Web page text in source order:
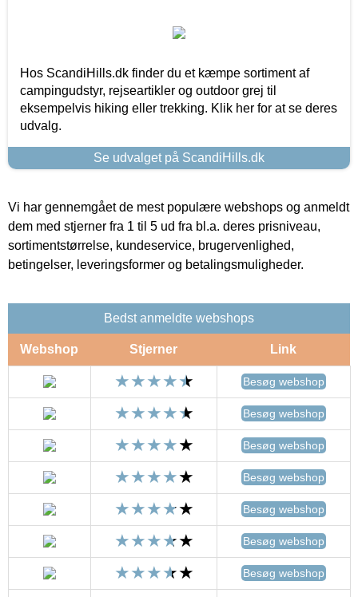
Hos ScandiHills.dk finder du et kæmpe sortiment af
campingudstyr, rejseartikler og outdoor grej til
eksempelvis hiking eller trekking. Klik her for at se deres
udvalg.
Se udvalget på ScandiHills.dk
Vi har gennemgået de mest populære webshops og anmeldt
dem med stjerner fra 1 til 5 ud fra bl.a. deres prisniveau,
sortimentstørrelse, kundeservice, brugervenlighed,
betingelser, leveringsformer og betalingsmuligheder.
Bedst anmeldte webshops
Webshop Stjerner Link
Besøg webshop
Besøg webshop
Besøg webshop
Besøg webshop
Besøg webshop
Besøg webshop
Besøg webshop